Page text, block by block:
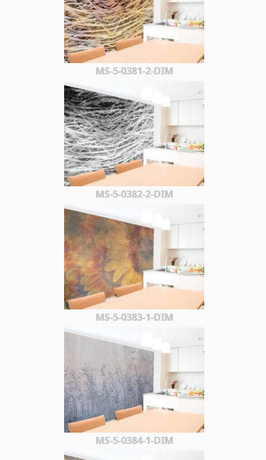
MS-5-0381-2-DIM
MS-5-0382-2-DIM
MS-5-0383-1-DIM
MS-5-0384-1-DIM